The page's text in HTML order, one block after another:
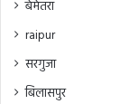
बेमेतरा
raipur
सरगुजा
बिलासपुर